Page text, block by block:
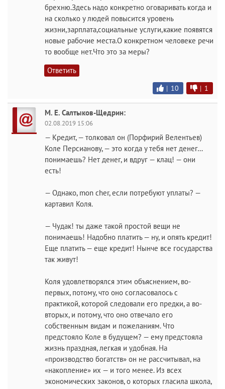
брехню.Здесь надо конкретно оговаривать когда и
на сколько у людей повысится уровень
жизни,зарплата,социальные услуги,какие появятся
новые рабочие места.О конкретном человеке речи
то вообще нет.Что это за меры?
Ответить
| 10 | 1
М. Е. Салтыков-Щедрин:
02.08.2019 15:06
— Кредит, — толковал он (Порфирий Велентьев)
Коле Персианову, — это когда у тебя нет денег…
понимаешь? Нет денег, и вдруг — клац! — они
есть!
— Однако, mon cher, если потребуют уплаты? —
картавил Коля.
— Чудак! ты даже такой простой вещи не
понимаешь! Надобно платить — ну, и опять кредит!
Еще платить — еще кредит! Нынче все государства
так живут!
Коля удовлетворялся этим объяснением, во-
первых, потому, что оно согласовалось с
практикой, которой следовали его предки, а во-
вторых, и потому, что оно отвечало его
собственным видам и пожеланиям. Что
предстояло Коле в будущем? — ему предстояла
жизнь праздная, легкая и удобная. На
«производство богатств» он не рассчитывал, на
«накопление» их — и того менее. Из всех
экономических законов, о которых гласила школа,